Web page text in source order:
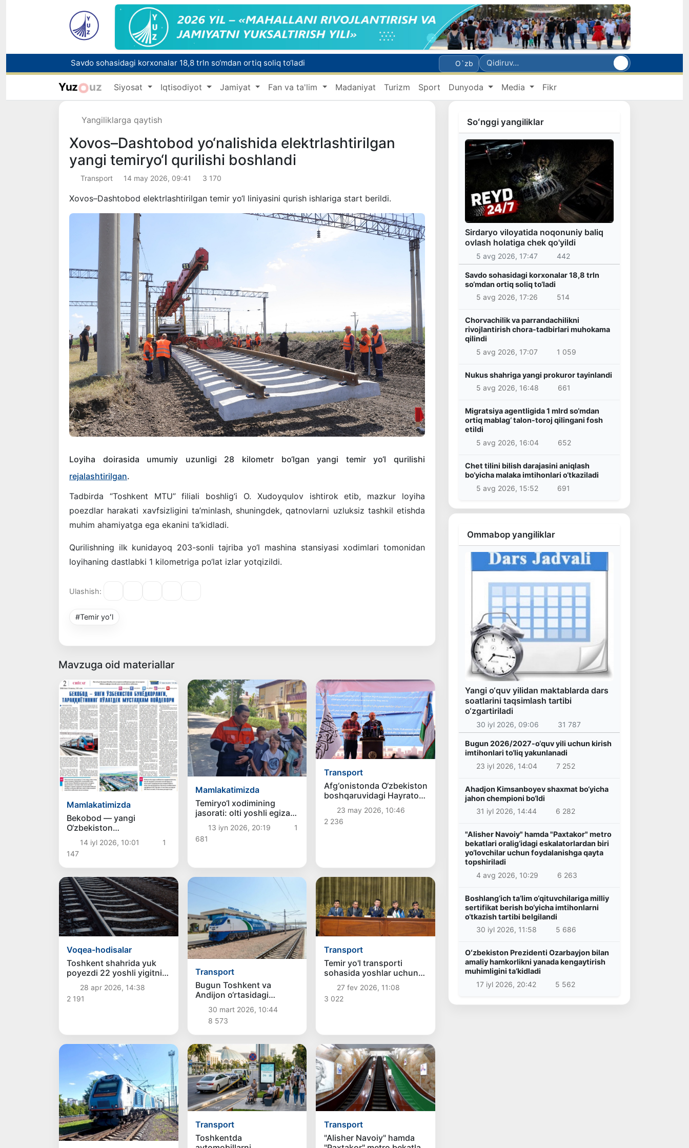
Savdo sohasidagi korxonalar 18,8 trln so‘mdan ortiq soliq to‘ladi
Nukus shahriga yangi prokuror tayinlandi
Migratsiya agentligida 1 mlrd so‘mdan ortiq mablag‘ talon-toroj qilingani fosh etildi
Sirdaryo viloyatida noqonuniy baliq ovlash holatiga chek qo'yildi
O`zb
Yuz uz Siyosat Iqtisodiyot Jamiyat Fan va ta'lim Madaniyat Turizm Sport Dunyoda Media Fikr
Yangiliklarga qaytish
Xovos–Dashtobod yo‘nalishida elektrlashtirilgan
yangi temiryo‘l qurilishi boshlandi
Transport 14 may 2026, 09:41 3 170
Xovos–Dashtobod elektrlashtirilgan temir yo‘l liniyasini qurish ishlariga start berildi.
Loyiha doirasida umumiy uzunligi 28 kilometr bo‘lgan yangi temir yo‘l qurilishi
rejalashtirilgan.
Tadbirda “Toshkent MTU” filiali boshlig‘i O. Xudoyqulov ishtirok etib, mazkur loyiha
poezdlar harakati xavfsizligini ta’minlash, shuningdek, qatnovlarni uzluksiz tashkil etishda
muhim ahamiyatga ega ekanini ta’kidladi.
Qurilishning ilk kunidayoq 203-sonli tajriba yo‘l mashina stansiyasi xodimlari tomonidan
loyihaning dastlabki 1 kilometriga po‘lat izlar yotqizildi.
Ulashish:
#Temir yoʻl
Mavzuga oid materiallar
Mamlakatimizda
Bekobod — yangi
O‘zbekiston
bunyodkorligi,
taraqqiyotining po‘latdek
mustahkam poydevori
14 iyl 2026, 10:01
1
147
Mamlakatimizda
Temiryo‘l xodimining
jasorati: olti yoshli egizak
qizaloqlar suvdan
qutqarib qolindi
13 iyn 2026, 20:19
1
681
Transport
Afg‘onistonda O‘zbekiston
boshqaruvidagi Hayraton
— Mozori Sharif temiryo‘l
liniyasida yangi quruqlik
porti ochildi
23 may 2026, 10:46
2 236
Voqea-hodisalar
Toshkent shahrida yuk
poyezdi 22 yoshli yigitni
urib yubordi, oqibatida u
halok bo‘ldi
28 apr 2026, 14:38
2 191
Transport
Bugun Toshkent va
Andijon o‘rtasidagi
poyezdlar qatnovlari
bekor qilinadi
30 mart 2026, 10:44
8 573
Transport
Temir yo'l transporti
sohasida yoshlar uchun
yangi imkoniyatlar
muhokama qilindi
27 fev 2026, 11:08
3 022
Transport
Toshkentda
Transport
"Alisher Navoiy" hamda
Soʻnggi yangiliklar
Sirdaryo viloyatida noqonuniy baliq
ovlash holatiga chek qo'yildi
5 avg 2026, 17:47 442
Savdo sohasidagi korxonalar 18,8 trln
so‘mdan ortiq soliq to‘ladi
5 avg 2026, 17:26
514
Chorvachilik va parrandachilikni
rivojlantirish chora-tadbirlari muhokama
qilindi
5 avg 2026, 17:07
1 059
Nukus shahriga yangi prokuror tayinlandi
5 avg 2026, 16:48
661
Migratsiya agentligida 1 mlrd so‘mdan
ortiq mablag‘ talon-toroj qilingani fosh
etildi
5 avg 2026, 16:04
652
Chet tilini bilish darajasini aniqlash
bo‘yicha malaka imtihonlari o‘tkaziladi
5 avg 2026, 15:52
691
Ommabop yangiliklar
Yangi o‘quv yilidan maktablarda dars
soatlarini taqsimlash tartibi
o‘zgartiriladi
30 iyl 2026, 09:06 31 787
Bugun 2026/2027-o‘quv yili uchun kirish
imtihonlari to‘liq yakunlanadi
23 iyl 2026, 14:04
7 252
Ahadjon Kimsanboyev shaxmat bo‘yicha
jahon chempioni bo‘ldi
31 iyl 2026, 14:44
6 282
"Alisher Navoiy" hamda "Paxtakor" metro
bekatlari oralig‘idagi eskalatorlardan biri
yo‘lovchilar uchun foydalanishga qayta
topshiriladi
4 avg 2026, 10:29
6 263
Boshlang‘ich ta’lim o‘qituvchilariga milliy
sertifikat berish bo‘yicha imtihonlarni
o‘tkazish tartibi belgilandi
30 iyl 2026, 11:58
5 686
Oʻzbekiston Prezidenti Ozarbayjon bilan
amaliy hamkorlikni yanada kengaytirish
muhimligini taʼkidladi
17 iyl 2026, 20:42
5 562